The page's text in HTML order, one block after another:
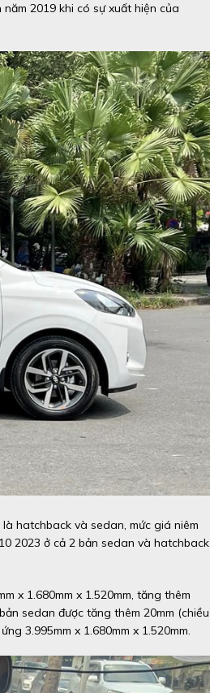
2019 khi có sự xuất hiện của
hatchback và sedan, mức giá niêm
2023 ở cả 2 bản sedan và hatchback
x 1.680mm x 1.520mm, tăng thêm
sedan được tăng thêm 20mm (chiều
3.995mm x 1.680mm x 1.520mm.